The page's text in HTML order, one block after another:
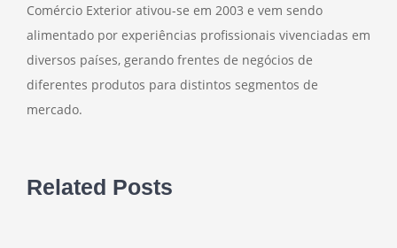
Comércio Exterior ativou-se em 2003 e vem sendo
alimentado por experiências profissionais vivenciadas em
diversos países, gerando frentes de negócios de
diferentes produtos para distintos segmentos de
mercado.
Related Posts